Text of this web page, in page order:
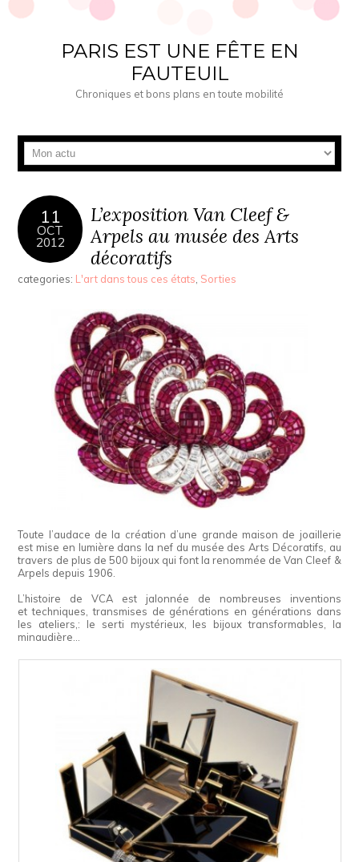
PARIS EST UNE FÊTE EN
FAUTEUIL
Chroniques et bons plans en toute mobilité
11
OCT
2012
L’exposition Van Cleef &
Arpels au musée des Arts
décoratifs
categories: L'art dans tous ces états Sorties
Toute l’audace de la création d’une grande maison de joaillerie
est mise en lumière dans la nef du musée des Arts Décoratifs, au
travers de plus de 500 bijoux qui font la renommée de Van Cleef &
Arpels depuis 1906.
L’histoire de VCA est jalonnée de nombreuses inventions
et techniques, transmises de générations en générations dans
les ateliers,: le serti mystérieux, les bijoux transformables, la
minaudière…